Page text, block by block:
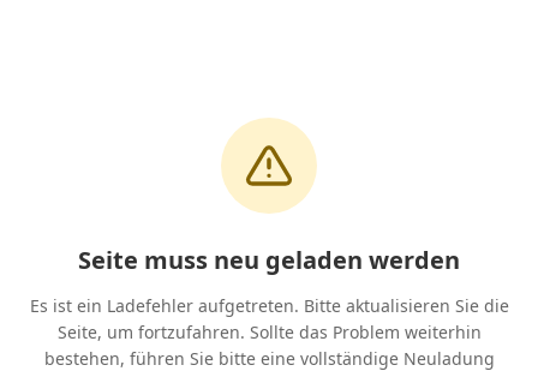
Seite muss neu geladen werden
Es ist ein Ladefehler aufgetreten. Bitte aktualisieren Sie die
Seite, um fortzufahren. Sollte das Problem weiterhin
bestehen, führen Sie bitte eine vollständige Neuladung